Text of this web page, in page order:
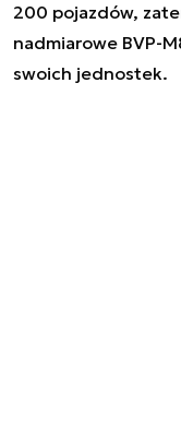
200 pojazdów,
nadmiarowe BVP-
swoich jednostek.